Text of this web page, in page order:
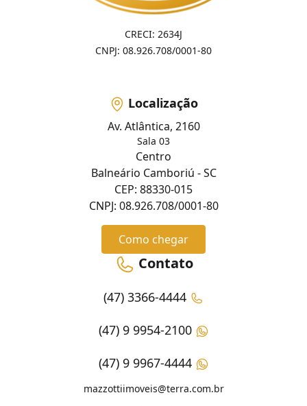
CRECI: 2634J
CNPJ: 08.926.708/0001-80
Localização
Av. Atlântica, 2160
Sala 03
Centro
Balneário Camboriú - SC
CEP: 88330-015
CNPJ: 08.926.708/0001-80
Como chegar
Contato
(47) 3366-4444
(47) 9 9954-2100
(47) 9 9967-4444
mazzottiimoveis@terra.com.br